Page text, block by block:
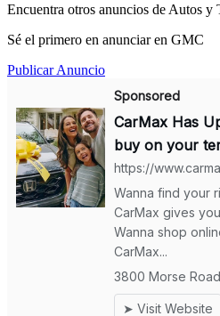
Encuentra otros anuncios de Autos y
Sé el primero en anunciar en GMC
Publicar Anuncio